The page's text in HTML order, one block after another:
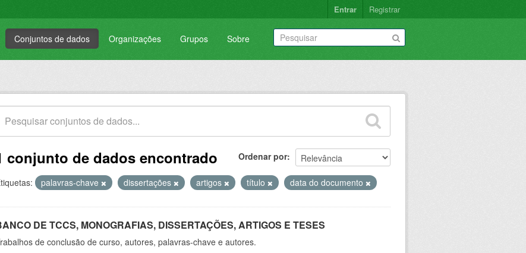
Entrar Registrar
Conjuntos de dados Organizações Grupos Sobre
Ordenar por
conjunto de dados encontrado
palavras-chave dissertações artigos título data do documento
DE TCCS, MONOGRAFIAS, DISSERTAÇÕES, ARTIGOS E TESES
de conclusão de curso, autores, palavras-chave e autores.